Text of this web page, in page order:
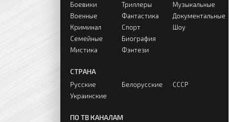
Боевики
Военные
Криминал
Семейные
Мистика
Триллеры
Фантастика
Спорт
Биография
Фэнтези
Музыкальные
Документальные
Шоу
СТРАНА
Русские
Украинские
Белорусские СССР
ПО ТВ КАНАЛАМ